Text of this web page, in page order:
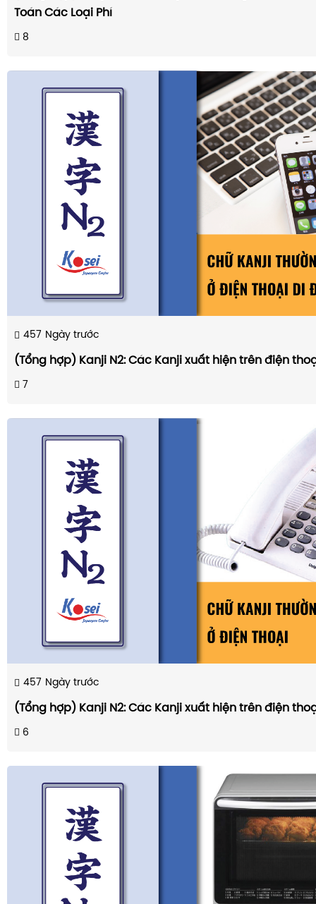
Toán Các Loại Phí
8
457 Ngày trước
(Tổng hợp) Kanji N2: Các Kanji xuất hiện trên điện
7
457 Ngày trước
(Tổng hợp) Kanji N2: Các Kanji xuất hiện trên điện
6